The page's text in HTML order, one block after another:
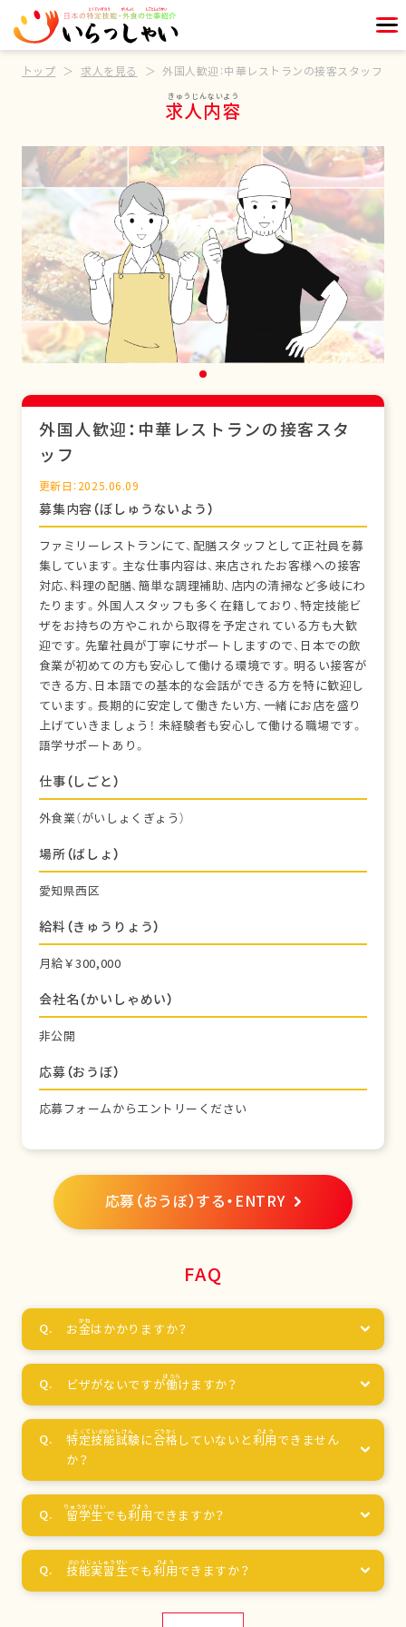
トップ 求人を見る 外国人歓迎：中華レストランの接客スタッフ
求人内容
外国人歓迎：中華レストランの接客スタ
ッフ
更新日：2025.06.09
募集内容（ぼしゅうないよう）
ファミリーレストランにて、配膳スタッフとして正社員を募
集しています。主な仕事内容は、来店されたお客様への接客
対応、料理の配膳、簡単な調理補助、店内の清掃など多岐にわ
たります。外国人スタッフも多く在籍しており、特定技能ビ
ザをお持ちの方やこれから取得を予定されている方も大歓
迎です。先輩社員が丁寧にサポートしますので、日本での飲
食業が初めての方も安心して働ける環境です。明るい接客が
できる方、日本語での基本的な会話ができる方を特に歓迎し
ています。長期的に安定して働きたい方、一緒にお店を盛り
上げていきましょう！ 未経験者も安心して働ける職場です。
語学サポートあり。
仕事（しごと）
外食業（がいしょくぎょう）
場所（ばしょ）
愛知県西区
給料（きゅうりょう）
月給￥300,000
会社名（かいしゃめい）
非公開
応募（おうぼ）
応募フォームからエントリーください
応募（おうぼ）する・ENTRY
FAQ
お金はかかりますか？
ビザがないですが働けますか？
特定技能試験に合格 していないと利用 できません
か？
留学生でも利用 できますか？
技能実習生でも利用できますか？